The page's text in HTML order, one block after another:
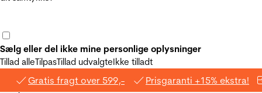
Sælg eller del ikke mine personlige oplysninger
Tillad alleTilpasTillad udvalgteIkke tilladt
Gratis fragt over 599,- Prisgaranti +15% ekstra!